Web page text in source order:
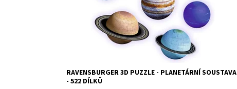
RAVENSBURGER 3D PUZZLE - PLANETÁRNÍ SOUSTAVA
- 522 DÍLKŮ